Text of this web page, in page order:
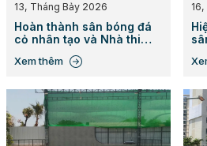
13, Tháng Bảy 2026
Hoàn thành sân bóng đá
cỏ nhân tạo và Nhà thi
Hồng Bàng, Đồng Nai
Xem thêm